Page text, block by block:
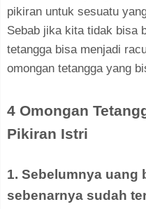
pikiran untuk sesuatu
Sebab jika kita tidak bisa
tetangga bisa menjadi
omongan tetangga yang
4 Omongan
Pikiran Istri
1. Sebelumnya uang
sebenarnya sudah